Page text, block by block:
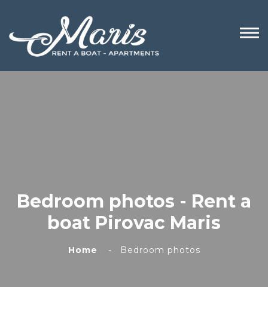
Bedroom photos - Rent a
boat Pirovac Maris
Home Bedroom photos